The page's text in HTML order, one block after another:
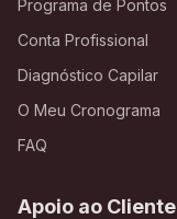
Programa de Pontos
Conta Profissional
Diagnóstico Capilar
O Meu Cronograma
FAQ
Apoio ao Cliente